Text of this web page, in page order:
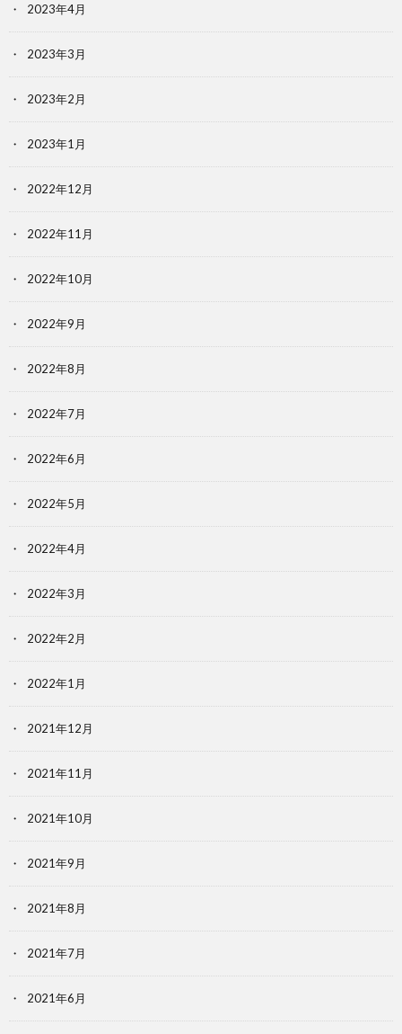
2023年4月
2023年3月
2023年2月
2023年1月
2022年12月
2022年11月
2022年10月
2022年9月
2022年8月
2022年7月
2022年6月
2022年5月
2022年4月
2022年3月
2022年2月
2022年1月
2021年12月
2021年11月
2021年10月
2021年9月
2021年8月
2021年7月
2021年6月